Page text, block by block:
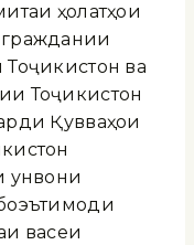
ҳолатҳои
ва
Тоҷикистон
Қувваҳои
унвони
васеи